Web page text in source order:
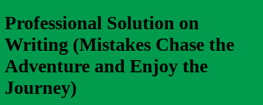
Professional Solution on
Writing (Mistakes Chase the
Adventure and Enjoy the
Journey)